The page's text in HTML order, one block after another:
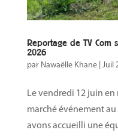
Reportage de TV Com
2026
par Nawaëlle Khane| Juil
Le vendredi 12 juin en
marché événement
avons accueilli une